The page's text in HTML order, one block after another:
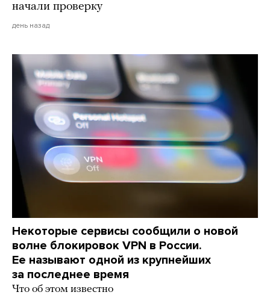
начали проверку
день назад
Некоторые сервисы сообщили о новой
волне блокировок VPN в России.
Ее называют одной из крупнейших
за последнее время
Что об этом известно